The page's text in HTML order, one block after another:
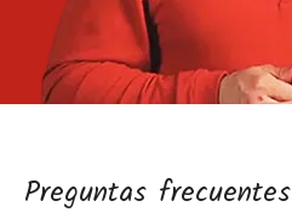
Preguntas frecuentes